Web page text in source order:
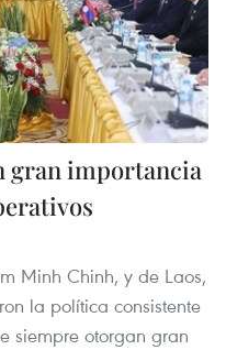
gran importancia
Minh Chinh, y de Laos,
la política consistente
siempre otorgan gran